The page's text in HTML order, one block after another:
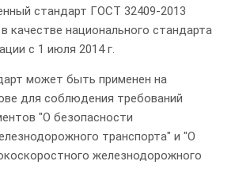
стандарт ГОСТ 32409-2013
качестве национального стандарта
с 1 июля 2014 г.
может быть применен на
для соблюдения требований
"О безопасности
транспорта" и "О
железнодорожного